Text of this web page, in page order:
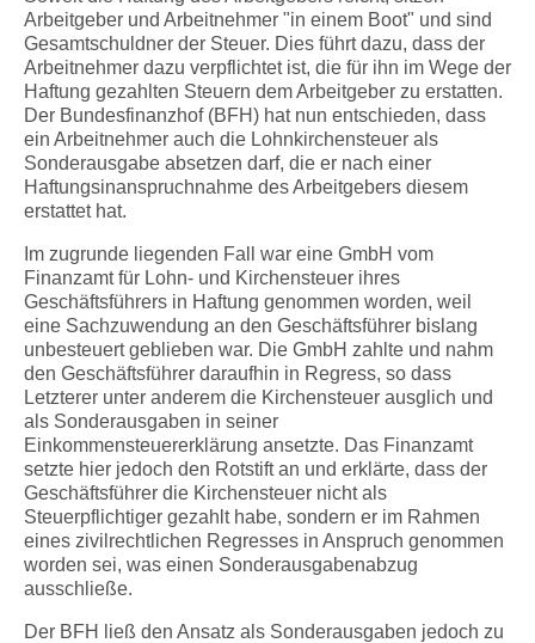
Arbeitgeber und Arbeitnehmer "in einem Boot" und sind
Gesamtschuldner der Steuer. Dies führt dazu, dass der
Arbeitnehmer dazu verpflichtet ist, die für ihn im Wege der
Haftung gezahlten Steuern dem Arbeitgeber zu erstatten.
Der Bundesfinanzhof (BFH) hat nun entschieden, dass
ein Arbeitnehmer auch die Lohnkirchensteuer als
Sonderausgabe absetzen darf, die er nach einer
Haftungsinanspruchnahme des Arbeitgebers diesem
erstattet hat.
Im zugrunde liegenden Fall war eine GmbH vom
Finanzamt für Lohn- und Kirchensteuer ihres
Geschäftsführers in Haftung genommen worden, weil
eine Sachzuwendung an den Geschäftsführer bislang
unbesteuert geblieben war. Die GmbH zahlte und nahm
den Geschäftsführer daraufhin in Regress, so dass
Letzterer unter anderem die Kirchensteuer ausglich und
als Sonderausgaben in seiner
Einkommensteuererklärung ansetzte. Das Finanzamt
setzte hier jedoch den Rotstift an und erklärte, dass der
Geschäftsführer die Kirchensteuer nicht als
Steuerpflichtiger gezahlt habe, sondern er im Rahmen
eines zivilrechtlichen Regresses in Anspruch genommen
worden sei, was einen Sonderausgabenabzug
ausschließe.
Der BFH ließ den Ansatz als Sonderausgaben jedoch zu